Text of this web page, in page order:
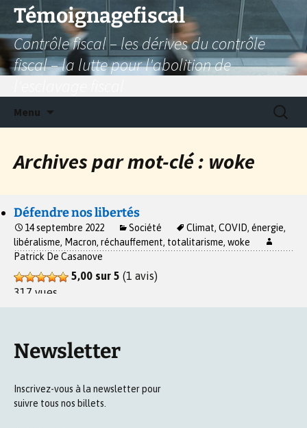
Aller
contenu
Témoignagefiscal
Contrôle fiscal – les dérives du contrôle
fiscal – la lutte pour l'abolition de
Menu
Archives par mot-clé : woke
Défendre nos libertés
14 septembre 2022 Société Climat, COVID, énergie,
libéralisme, Macron, réchauffement, totalitarisme, woke
Patrick De Casanove
5,00 sur 5 (1 avis)
317 vues
Newsletter
Inscrivez-vous à la newsletter pour
suivre tous nos billets.